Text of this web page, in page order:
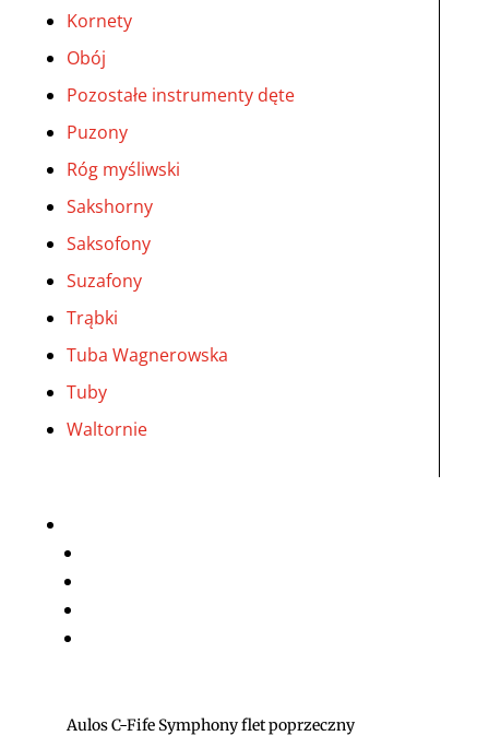
Kornety
Obój
Pozostałe instrumenty dęte
Puzony
Róg myśliwski
Sakshorny
Saksofony
Suzafony
Trąbki
Tuba Wagnerowska
Tuby
Waltornie
Aulos C-Fife Symphony flet poprzeczny